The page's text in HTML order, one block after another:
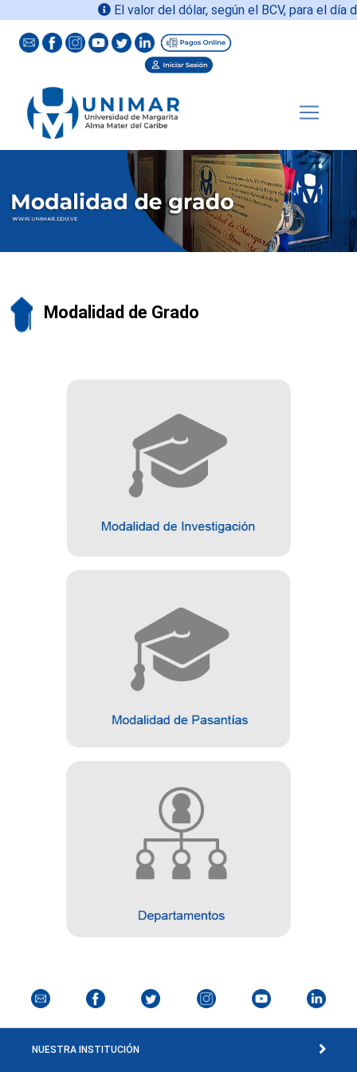
El valor del dólar, según el BCV, para el día
Modalidad de Grado
NUESTRA INSTITUCIÓN